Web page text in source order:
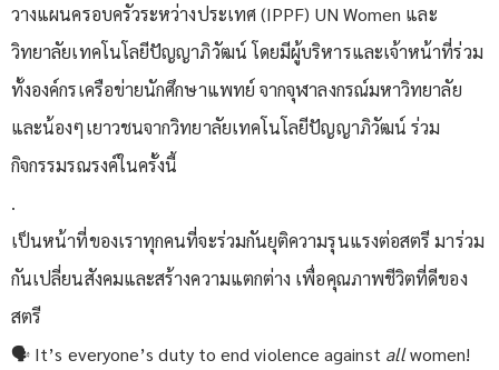
วางแผนครอบครัวระหว่างประเทศ (IPPF) UN Women และ
วิทยาลัยเทคโนโลยีปัญญาภิวัฒน์ โดยมีผู้บริหารและเจ้าหน้าที่ร่วม
ทั้งองค์กรเครือข่ายนักศึกษาแพทย์ จากจุฬาลงกรณ์มหาวิทยาลัย
และน้องๆเยาวชนจากวิทยาลัยเทคโนโลยีปัญญาภิวัฒน์ ร่วม
กิจกรรมรณรงค์ในครั้งนี้
.
เป็นหน้าที่ของเราทุกคนที่จะร่วมกันยุติความรุนแรงต่อสตรี มาร่วม
กันเปลี่ยนสังคมและสร้างความแตกต่าง เพื่อคุณภาพชีวิตที่ดีของ
สตรี
🗣 It’s everyone’s duty to end violence against allwomen!